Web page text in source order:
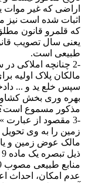
اراضی که غیر موات
اثبات شده است
یعنی سال تصویب
طبیعی است.
مالکان پلاک اولیه
مذکور مسموع
-3 مقصود از
زمین را به وی تحویل
مالک عوض زمین و یا
عدم امکان، احداث